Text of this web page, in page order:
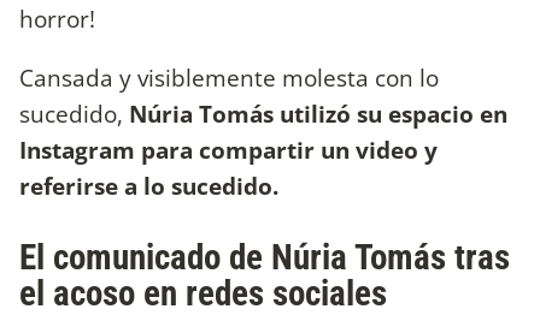
horror!
Cansada y visiblemente molesta con lo
sucedido, Núria Tomás utilizó su espacio en
Instagram para compartir un video y
referirse a lo sucedido.
El comunicado de Núria Tomás tras
el acoso en redes sociales